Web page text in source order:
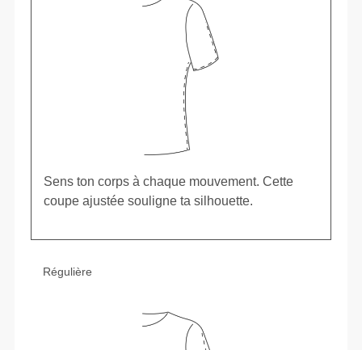
Sens ton corps à chaque mouvement. Cette
coupe ajustée souligne ta silhouette.
Régulière